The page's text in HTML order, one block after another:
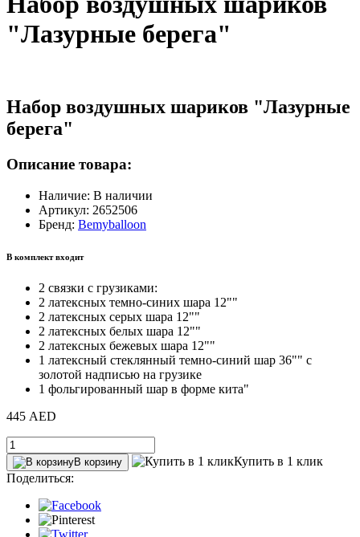
"Лазурные берега"
Набор воздушных шариков "Лазурные
берега"
Описание товара:
Наличие: В наличии
Артикул: 2652506
Бренд: Bemyballoon
В комплект входит
2 связки с грузиками:
2 латексных темно-синих шара 12""
2 латексных серых шара 12""
2 латексных белых шара 12""
2 латексных бежевых шара 12""
1 латексный стеклянный темно-синий шар 36"" с
золотой надписью на грузике
1 фольгированный шар в форме кита"
445 AED
В корзину
Купить в 1 клик
Поделиться: